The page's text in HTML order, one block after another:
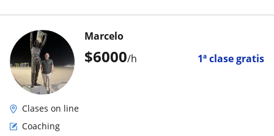
$6000/h 1ª clase gratis
Marcelo
Clases on line
Coaching